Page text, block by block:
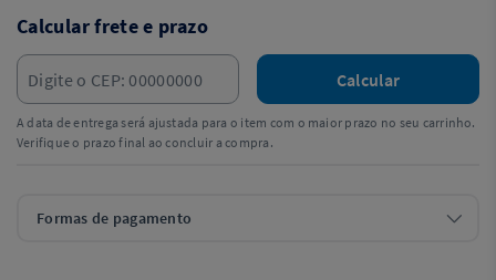
Calcular frete e prazo
Calcular
A data de entrega será ajustada para o item com o maior prazo no seu carrinho.
Verifique o prazo final ao concluir a compra.
Formas de pagamento